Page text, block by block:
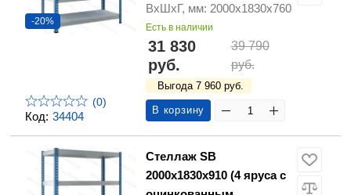
Код: 34404
-20%
(0)
ВхШхГ, мм: 2000х1830х760
Есть в наличии
31 830
руб.
39 790
руб.
Выгода 7 960 руб.
В корзину
Стеллаж SB
2000х1830х910 (4 яруса с